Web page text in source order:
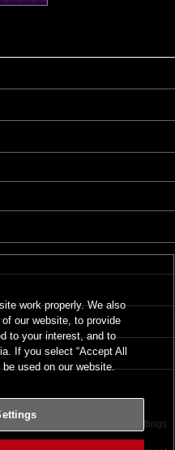
Terms of Use Cookies Settings
work properly. We also
our website, to provide
to your interest, and to
If you select “Accept All
used on our website.